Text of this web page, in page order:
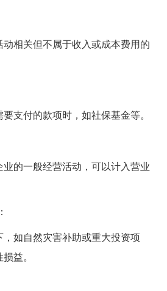
相关但不属于收入或成本费用的
支付的款项时，如社保基金等。
的一般经营活动，可以计入营业
如自然灾害补助或重大投资项
益。